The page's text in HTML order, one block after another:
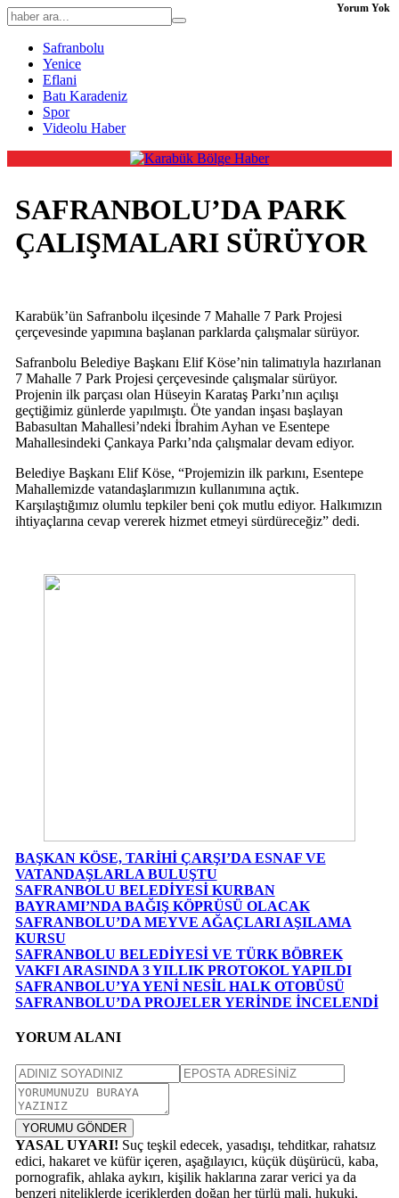
Safranbolu
Yenice
Eflani
Batı Karadeniz
Spor
Videolu Haber
SAFRANBOLU’DA PARK
ÇALIŞMALARI SÜRÜYOR
Karabük’ün Safranbolu ilçesinde 7 Mahalle 7 Park Projesi
çerçevesinde yapımına başlanan parklarda çalışmalar sürüyor.
Safranbolu Belediye Başkanı Elif Köse’nin talimatıyla hazırlanan
7 Mahalle 7 Park Projesi çerçevesinde çalışmalar sürüyor.
Projenin ilk parçası olan Hüseyin Karataş Parkı’nın açılışı
geçtiğimiz günlerde yapılmıştı. Öte yandan inşası başlayan
Babasultan Mahallesi’ndeki İbrahim Ayhan ve Esentepe
Mahallesindeki Çankaya Parkı’nda çalışmalar devam ediyor.
Belediye Başkanı Elif Köse, “Projemizin ilk parkını, Esentepe
Mahallemizde vatandaşlarımızın kullanımına açtık.
Karşılaştığımız olumlu tepkiler beni çok mutlu ediyor. Halkımızın
ihtiyaçlarına cevap vererek hizmet etmeyi sürdüreceğiz” dedi.
BAŞKAN KÖSE, TARİHİ ÇARŞI’DA ESNAF VE
VATANDAŞLARLA BULUŞTU
SAFRANBOLU BELEDİYESİ KURBAN
BAYRAMI’NDA BAĞIŞ KÖPRÜSÜ OLACAK
SAFRANBOLU’DA MEYVE AĞAÇLARI AŞILAMA
KURSU
SAFRANBOLU BELEDİYESİ VE TÜRK BÖBREK
VAKFI ARASINDA 3 YILLIK PROTOKOL YAPILDI
SAFRANBOLU’YA YENİ NESİL HALK OTOBÜSÜ
SAFRANBOLU’DA PROJELER YERİNDE İNCELENDİ
YORUM ALANI
Yorum Yok
YORUMU GÖNDER
YASAL UYARI! Suç teşkil edecek, yasadışı, tehditkar, rahatsız
edici, hakaret ve küfür içeren, aşağılayıcı, küçük düşürücü, kaba,
pornografik, ahlaka aykırı, kişilik haklarına zarar verici ya da
benzeri niteliklerde içeriklerden doğan her türlü mali, hukuki,